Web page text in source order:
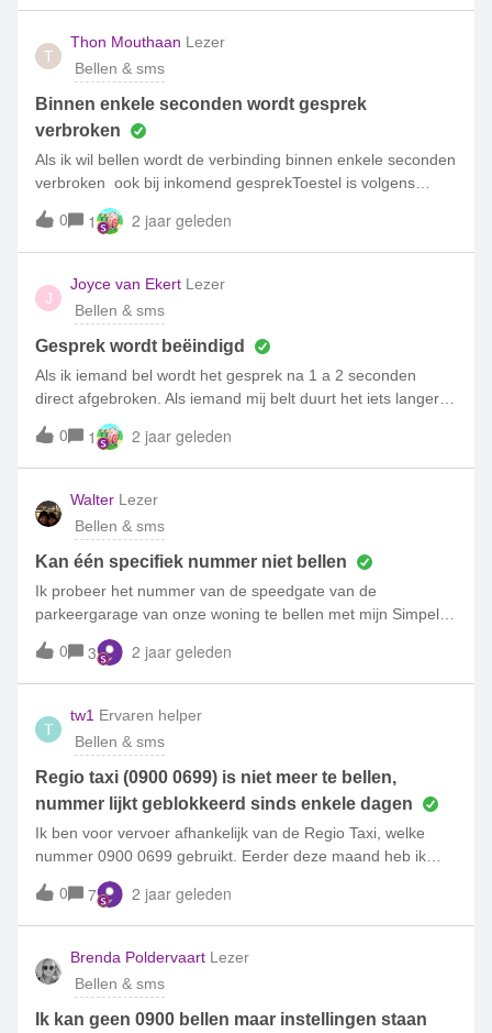
mogelijkheid om dit bericht terug te zetten of er een
geluidsopname ervan te krijgen?
T
Thon Mouthaan Lezer
Bellen & sms
Binnen enkele seconden wordt gesprek
verbroken
Als ik wil bellen wordt de verbinding binnen enkele seconden
verbroken ook bij inkomend gesprekToestel is volgens
expert in orde waarschijnlijk de simkaart
0 1 2 jaar geleden
J
Joyce van Ekert Lezer
Bellen & sms
Gesprek wordt beëindigd
Als ik iemand bel wordt het gesprek na 1 a 2 seconden
direct afgebroken. Als iemand mij belt duurt het iets langer
rond de 11 sec.Ik heb wel bereik.Waar kan dit aan
liggen? Simkaart?
0 1 2 jaar geleden
Walter Lezer
Bellen & sms
Kan één specifiek nummer niet bellen
Ik probeer het nummer van de speedgate van de
parkeergarage van onze woning te bellen met mijn Simpel-
nummer, maar dat lukt niet. De telefoon gaat ook niet over
en krijg ook geen kiestoon te horen bij het bellen. Mijn zoon
heeft exact hetzelfde Simpel-abonnement en die kan het
betreffende nummer wel gewoon bellen. Het is een +33
nummer (lijkt op een buitenlands nummer, maar dat is het
volgens de beheerder van de parkeergarage niet). Mijn
nummer is niet geblokkeerd en staat gewoon in de
telefooncentrale van de speedgate, dus daar ligt het niet
servicenummers zelf niet geblokkeerd, dus daar kan het ook
niet aan liggen. Wat kan ik nog proberen om het probleem
op te lossen?
0 3 2 jaar geleden
T
tw1 Ervaren helper
Bellen & sms
Regio taxi (0900 0699) is niet meer te bellen,
nummer lijkt geblokkeerd sinds enkele dagen
Ik ben voor vervoer afhankelijk van de Regio Taxi, welke
nummer 0900 0699 gebruikt. Eerder deze maand heb ik
deze nog kunnen bellen, maar gisteren gemerkt dat het
bellen naar dit nummer niet meer lukt. Oproep wordt direct
beëindigd.Mijn instellingen heb ik niet gewijzigd in mijn
simpel, deze staan als volgt:Informatienummers bellen (aan)
Entertainmentnummers bellen (uit) niet nodig deze aan te
hebben voor dit nummer (in het verleden) geen prijsplafond
ingesteld.Welke wijziging is er op de achterkant binnen
0 7 2 jaar geleden
Brenda Poldervaart Lezer
Bellen & sms
Ik kan geen 0900 bellen maar instellingen staan